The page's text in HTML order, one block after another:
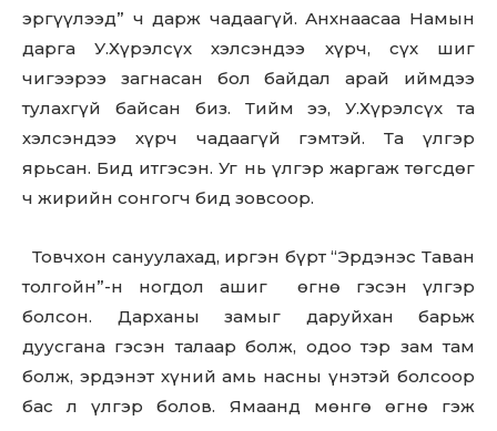
эргүүлээд” ч дарж чадаагүй. Анхнаасаа Намын
дарга У.Хүрэлсүх хэлсэндээ хүрч, сүх шиг
чигээрээ загнасан бол байдал арай иймдээ
тулахгүй байсан биз. Тийм ээ, У.Хүрэлсүх та
хэлсэндээ хүрч чадаагүй гэмтэй. Та үлгэр
ярьсан. Бид итгэсэн. Уг нь үлгэр жаргаж төгсдөг
ч жирийн сонгогч бид зовсоор.
Товчхон сануулахад, иргэн бүрт “Эрдэнэс Таван
толгойн”-н ногдол ашиг өгнө гэсэн үлгэр
болсон. Дарханы замыг даруйхан барьж
дуусгана гэсэн талаар болж, одоо тэр зам там
болж, эрдэнэт хүний амь насны үнэтэй болсоор
бас л үлгэр болов. Ямаанд мөнгө өгнө гэж